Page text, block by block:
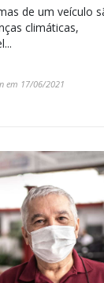
de um veículo
climáticas,
em 17/06/2021